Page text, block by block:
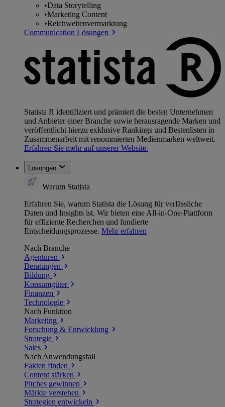
•Data Storytelling
•Marketing Content
•Reichweitenvermarktung
Communication Lösungen
Statista R identifiziert und prämiert die besten Unternehmen
und Anbieter einer Branche sowie herausragende Marken und
veröffentlicht hierzu exklusive Rankings und Bestenlisten in
Zusammenarbeit mit renommierten Medienmarken weltweit.
Erfahren Sie mehr auf unserer Website.
Lösungen
Warum Statista
Erfahren Sie, warum Statista die Lösung für verlässliche
Daten und Insights ist. Wir bieten eine All-in-One-Plattform
für effiziente Recherchen und fundierte
Entscheidungsprozesse. Mehr erfahren
Nach Branche
Agenturen
Beratungen
Bildung
Konsumgüter
Finanzen
Technologie
Nach Funktion
Marketing
Forschung & Entwicklung
Strategie
Sales
Nach Anwendungsfall
Fakten finden
Content stärken
Pitches gewinnen
Märkte verstehen
Strategien entwickeln